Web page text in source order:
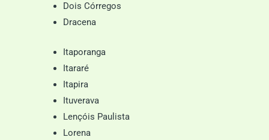
Dois Córregos
Dracena
Itaporanga
Itararé
Itapira
Ituverava
Lençóis Paulista
Lorena